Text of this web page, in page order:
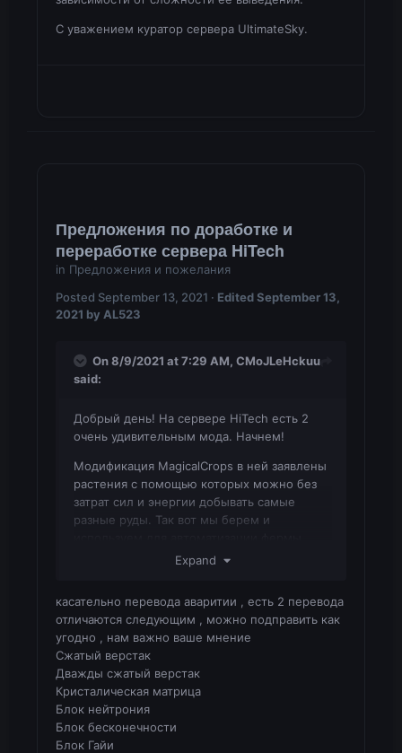
С уважением куратор сервера UltimateSky.
Предложения по доработке и
переработке сервера HiTech
in Предложения и пожелания
Posted September 13, 2021 · EditedSeptember 13,
2021 by AL523
On 8/9/2021 at 7:29 AM, CMoJLeHckuu
said:
Добрый день! На сервере HiTech есть 2
очень удивительным мода. Начнем!
Модификация MagicalCrops в ней заявлены
растения с помощью которых можно без
затрат сил и энергии добывать самые
разные руды. Так вот мы берем и
"Фермерскую станцию" Из модификации
у него уже есть урожай ферма собирает и
урожай с растений а так же с посева
убирает полностью саженец cropsa ( Этого
не должно быть она должна только
собирать урожай а саженец оставлять на
месте.) Прошу исправить данный баг ибо
дойти до брони из Avaritii будем весьма
проблематично.
Expand
касательно перевода аваритии , есть 2 перевода
отличаются следующим , можно подправить как
угодно , нам важно ваше мнение
Сжатый верстак
Дважды сжатый верстак
Кристалическая матрица
Блок нейтрония
Блок бесконечности
Блок Гайи